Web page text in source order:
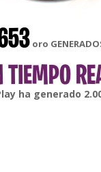
oro
TIEMPO
generado6.000